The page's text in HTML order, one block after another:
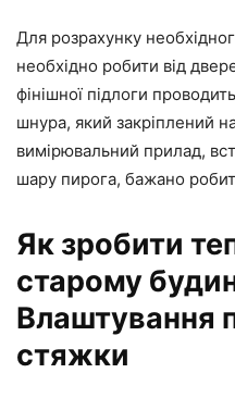
Для розрахунку
необхідно робити від
фінішної підлоги
шнура, який закріплений
вимірювальний прилад,
шару пирога, бажано
Як зробити
старому
Влаштування
стяжки